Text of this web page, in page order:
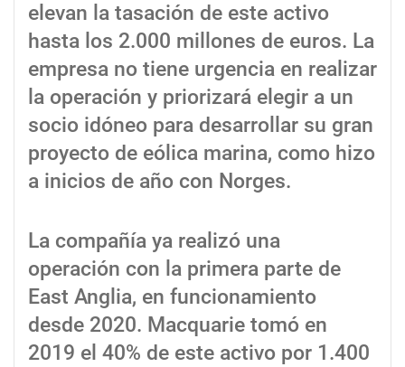
elevan la tasación de este activo
hasta los 2.000 millones de euros. La
empresa no tiene urgencia en realizar
la operación y priorizará elegir a un
socio idóneo para desarrollar su gran
proyecto de eólica marina, como hizo
a inicios de año con Norges.
La compañía ya realizó una
operación con la primera parte de
East Anglia, en funcionamiento
desde 2020. Macquarie tomó en
2019 el 40% de este activo por 1.400